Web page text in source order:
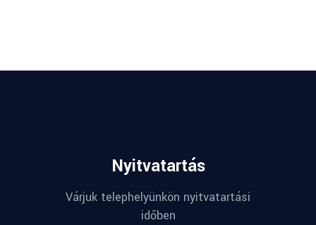
Nyitvatartás
Várjuk telephelyünkön nyitvatartási
időben